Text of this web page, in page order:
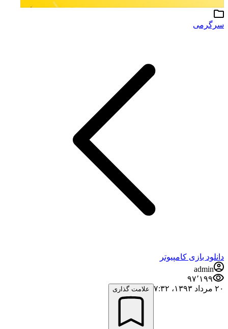
سرگرمی
دانلود بازی کامپیوتر
admin
۹۷٬۱۹۹
۲۰ مرداد ۱۳۹۳،‏ ۷:۳۲
علامت گذاری